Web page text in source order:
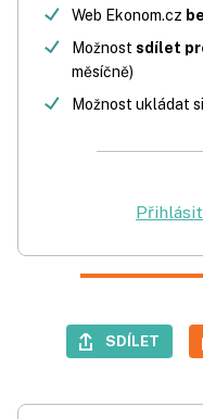
Web Ekonom.cz
Možnost sdílet
měsíčně)
Možnost ukládat
SDÍLET